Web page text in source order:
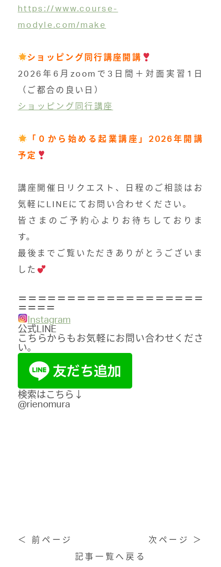
https://www.course-
modyle.com/make
ショッピング同行講座開講
2026年6月zoomで3日間＋対面実習1日
（ご都合の良い日）
ショッピング同行講座
「０から始める起業講座」2026年開講
予定
講座開催日リクエスト、日程のご相談はお
気軽にLINEにてお問い合わせください。
皆さまのご予約心よりお待ちしておりま
す。
最後までご覧いただき ありがとうございま
した
＝＝＝＝＝＝＝＝＝＝＝＝＝＝＝＝＝＝＝
＝＝＝＝
Instagram
公式LINE
こちらからもお気軽にお問い合わせくださ
い。
検索はこちら↓
@rienomura
＜ 前ページ
記事一覧へ戻る
次ページ ＞